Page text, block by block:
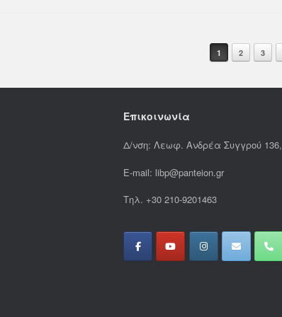
1 2 3
Επικοινωνία
Δ/νση: Λεωφ. Ανδρέα Συγγρού
E-mail: libp@panteion.gr
Τηλ. +30 210-9201463